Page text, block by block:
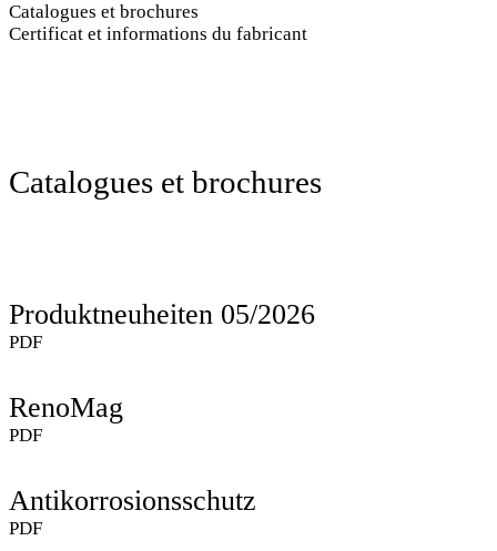
Catalogues et brochures
Certificat et informations du fabricant
Catalogues et brochures
Produktneuheiten 05/2026
PDF
RenoMag
PDF
Antikorrosionsschutz
PDF